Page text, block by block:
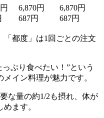
6,870円
687円
6,870円
687円
都度」は1回ごとの注文
っぷり食べたい！”という
メイン料理が魅力です。
な量の約1/2も摂れ、体が
ます。